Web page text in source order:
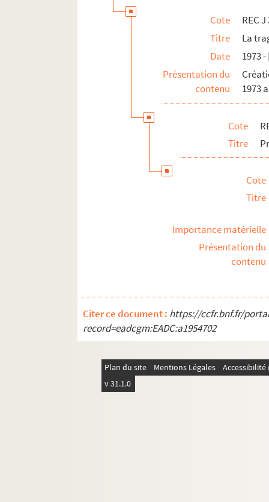
REC J 3.23 1-9. Les contes de ma
REC J 3.24 1-7. Le Genévrier
REC J 3.25 1-14. Les tréteaux de
REC J 3.26 1-43. Le grand-père fou
REC J 3.27 1-19. La tentation de
REC J 3.29 1-14. Polichinelle
REC J 3.30 1-154. Manipulsations
REC J 3.31 1-33. La conjecture de
REC J 3.32 1-38. Le voyage spirituel
REC J 3.35 1-17. Les aventures du
REC J 3.36 1-90. La poudre
REC J 3.37 1-13. Le petit retable de
REC J 3.40 1-3. Manger ours manger
REC J 5.1-24. Projets inaboutis.
REC J 6.1-2. Textes de pièce
Cote
REC
Titre
La
Date
1973
Présentation du
contenu
1973
Cote
Titre
Cote
Titre
Importance matérielle
Présentation du
contenu
Citer ce document : https://ccfr.bnf.fr/
record=eadcgm:EADC:a1954702
Plan du site Mentions Légales
v 31.1.0